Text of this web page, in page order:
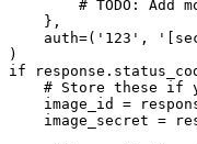
# TODO: Add
    },
auth=('123',
)
if
# Store these if
image_id =
image_secret =